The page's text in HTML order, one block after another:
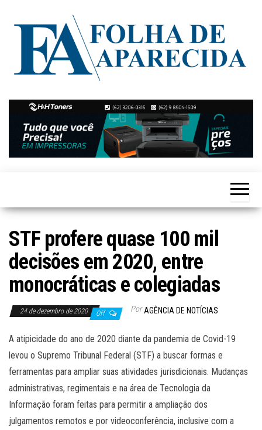
Folha de
Aparecida
Notícias
de
Aparecida
de
Goiânia
STF profere quase 100 mil
decisões em 2020, entre
monocráticas e colegiadas
24 de dezembro de 2020 Off Por AGÊNCIA DE NOTÍCIAS
A atipicidade do ano de 2020 diante da pandemia de Covid-19
levou o Supremo Tribunal Federal (STF) a buscar formas e
ferramentas para ampliar suas atividades jurisdicionais. Mudanças
administrativas, regimentais e na área de Tecnologia da
Informação foram feitas para permitir a ampliação dos
julgamentos remotos e por videoconferência, inclusive com a